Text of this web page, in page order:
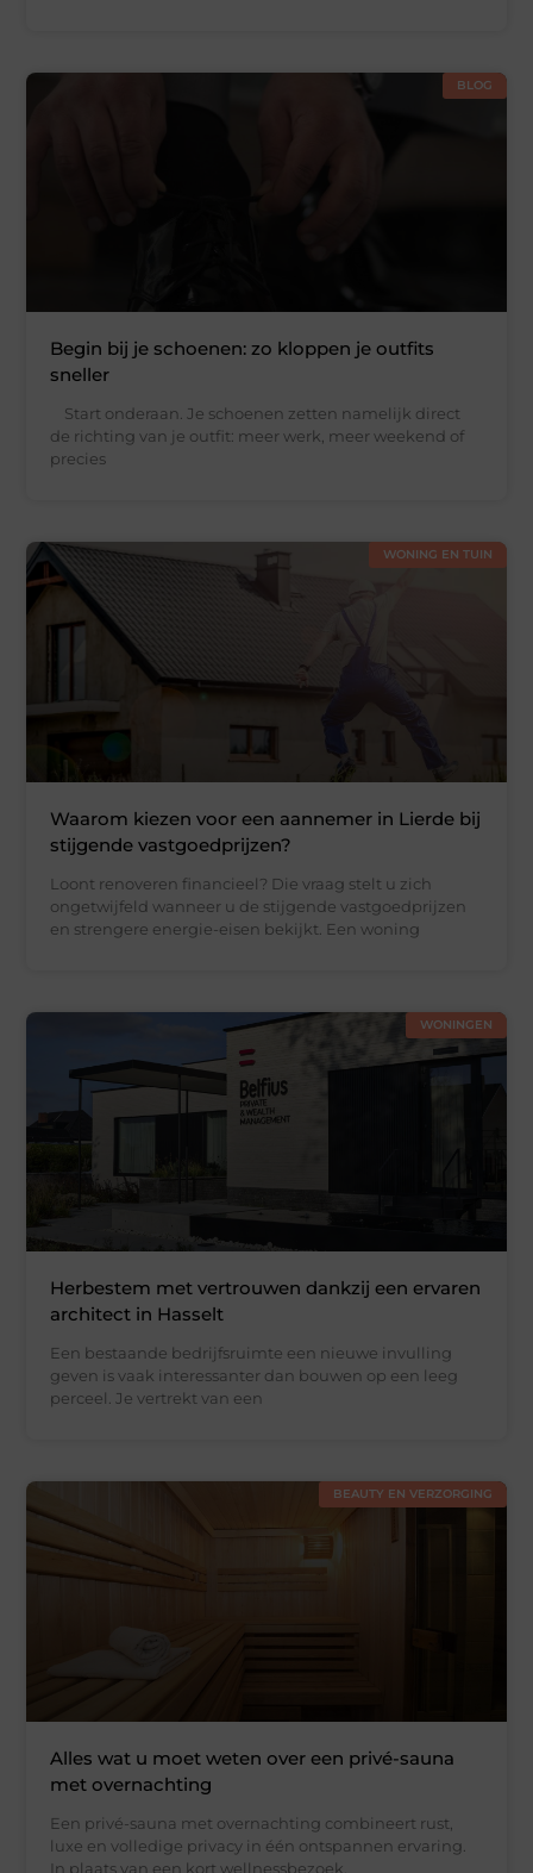
BLOG
Begin bij je schoenen: zo kloppen je outfits
sneller
Start onderaan. Je schoenen zetten namelijk direct
de richting van je outfit: meer werk, meer weekend of
precies
WONING EN TUIN
Waarom kiezen voor een aannemer in Lierde bij
stijgende vastgoedprijzen?
Loont renoveren financieel? Die vraag stelt u zich
ongetwijfeld wanneer u de stijgende vastgoedprijzen
en strengere energie-eisen bekijkt. Een woning
WONINGEN
Herbestem met vertrouwen dankzij een ervaren
architect in Hasselt
Een bestaande bedrijfsruimte een nieuwe invulling
geven is vaak interessanter dan bouwen op een leeg
perceel. Je vertrekt van een
BEAUTY EN VERZORGING
Alles wat u moet weten over een privé-sauna
met overnachting
Een privé-sauna met overnachting combineert rust,
luxe en volledige privacy in één ontspannen ervaring.
In plaats van een kort wellnessbezoek,